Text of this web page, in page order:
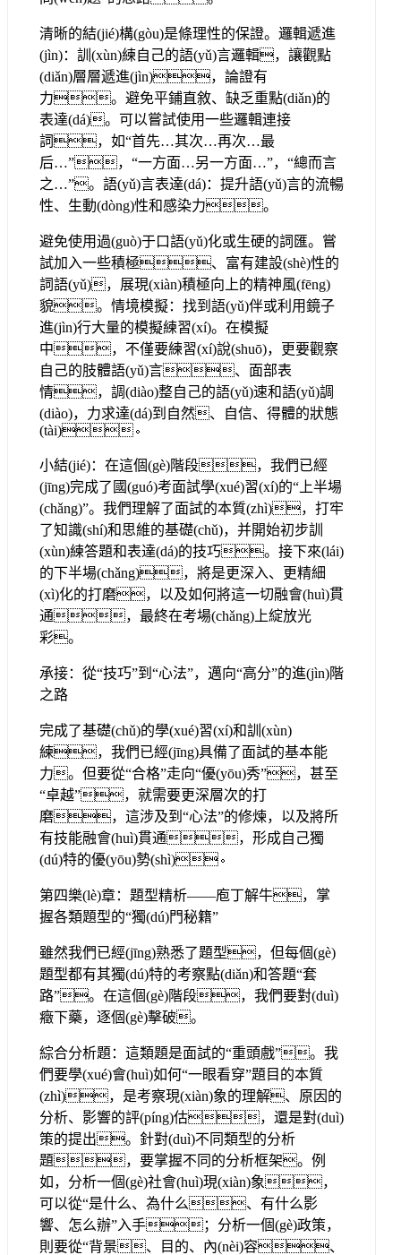
清晰的結(jié)構(gòu)是條理性的保證。邏輯遞進
(jìn)：訓(xùn)練自己的語(yǔ)言邏輯，讓觀點
(diǎn)層層遞進(jìn)，論證有
力。避免平鋪直敘、缺乏重點(diǎn)的
表達(dá)。可以嘗試使用一些邏輯連接
詞，如“首先…其次…再次…最
后…”，“一方面…另一方面…”，“總而言
之…”。語(yǔ)言表達(dá)：提升語(yǔ)言的流暢
性、生動(dòng)性和感染力。
避免使用過(guò)于口語(yǔ)化或生硬的詞匯。嘗
試加入一些積極、富有建設(shè)性的
詞語(yǔ)，展現(xiàn)積極向上的精神風(fēng)
貌。情境模擬：找到語(yǔ)伴或利用鏡子
進(jìn)行大量的模擬練習(xí)。在模擬
中，不僅要練習(xí)說(shuō)，更要觀察
自己的肢體語(yǔ)言、面部表
情，調(diào)整自己的語(yǔ)速和語(yǔ)調
(diào)，力求達(dá)到自然、自信、得體的狀態
(tài)。
小結(jié)：在這個(gè)階段，我們已經
(jīng)完成了國(guó)考面試學(xué)習(xí)的“上半場
(chǎng)”。我們理解了面試的本質(zhì)，打牢
了知識(shí)和思維的基礎(chǔ)，并開始初步訓
(xùn)練答題和表達(dá)的技巧。接下來(lái)
的下半場(chǎng)，將是更深入、更精細
(xì)化的打磨，以及如何將這一切融會(huì)貫
通，最終在考場(chǎng)上綻放光
彩。
承接：從“技巧”到“心法”，邁向“高分”的進(jìn)階
之路
完成了基礎(chǔ)的學(xué)習(xí)和訓(xùn)
練，我們已經(jīng)具備了面試的基本能
力。但要從“合格”走向“優(yōu)秀”，甚至
“卓越”，就需要更深層次的打
磨，這涉及到“心法”的修煉，以及將所
有技能融會(huì)貫通，形成自己獨
(dú)特的優(yōu)勢(shì)。
第四樂(lè)章：題型精析——庖丁解牛，掌
握各類題型的“獨(dú)門秘籍”
雖然我們已經(jīng)熟悉了題型，但每個(gè)
題型都有其獨(dú)特的考察點(diǎn)和答題“套
路”。在這個(gè)階段，我們要對(duì)
癥下藥，逐個(gè)擊破。
綜合分析題：這類題是面試的“重頭戲”。我
們要學(xué)會(huì)如何“一眼看穿”題目的本質
(zhì)，是考察現(xiàn)象的理解、原因的
分析、影響的評(píng)估，還是對(duì)
策的提出。針對(duì)不同類型的分析
題，要掌握不同的分析框架。例
如，分析一個(gè)社會(huì)現(xiàn)象，
可以從“是什么、為什么、有什么影
響、怎么辦”入手；分析一個(gè)政策，
則要從“背景、目的、內(nèi)容、